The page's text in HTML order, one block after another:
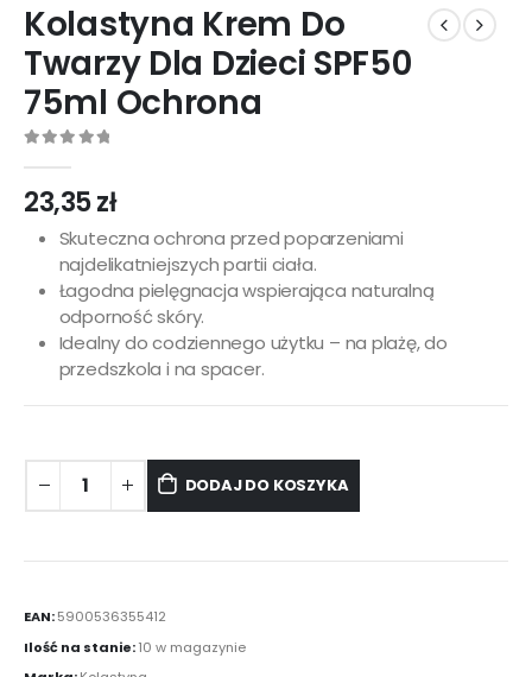
Kolastyna Krem Do
Twarzy Dla Dzieci SPF50
75ml Ochrona
23,35zł
Skuteczna ochrona przed poparzeniami
najdelikatniejszych partii ciała.
Łagodna pielęgnacja wspierająca naturalną
odporność skóry.
Idealny do codziennego użytku – na plażę, do
przedszkola i na spacer.
DODAJ DO KOSZYKA
EAN:5900536355412
Ilość na stanie:10 w magazynie